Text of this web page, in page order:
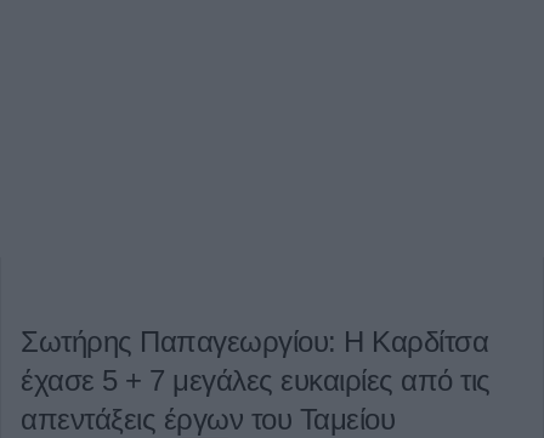
Σωτήρης Παπαγεωργίου: Η Καρδίτσα
έχασε 5 + 7 μεγάλες ευκαιρίες από τις
απεντάξεις έργων του Ταμείου